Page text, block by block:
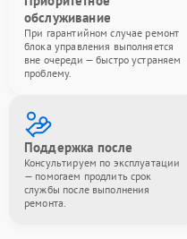
обслуживание
При гарантийном случае ремонт
блока управления выполняется
вне очереди — быстро устраняем
проблему.
Поддержка после
Консультируем по эксплуатации
— помогаем продлить срок
службы после выполнения
ремонта.